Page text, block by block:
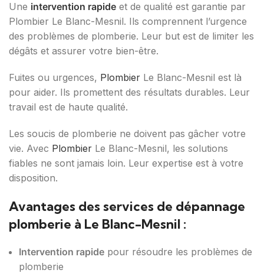
Une intervention rapide et de qualité est garantie par
Plombier Le Blanc-Mesnil. Ils comprennent l’urgence
des problèmes de plomberie. Leur but est de limiter les
dégâts et assurer votre bien-être.
Fuites ou urgences, Plombier Le Blanc-Mesnil est là
pour aider. Ils promettent des résultats durables. Leur
travail est de haute qualité.
Les soucis de plomberie ne doivent pas gâcher votre
vie. Avec Plombier Le Blanc-Mesnil, les solutions
fiables ne sont jamais loin. Leur expertise est à votre
disposition.
Avantages des services de dépannage
plomberie à Le Blanc-Mesnil :
Intervention rapide pour résoudre les problèmes de
plomberie